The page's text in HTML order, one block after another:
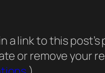
link to this post’s
or remove your